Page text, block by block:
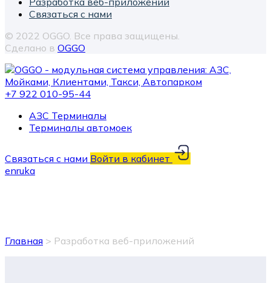
Связаться с нами
© 2022 OGGO. Все права защищены.
Сделано в OGGO
+7 922 010-95-44
АЗС Терминалы
Терминалы автомоек
Связаться с нами Войти в кабинет
enruka
Главная > Разработка веб-приложений